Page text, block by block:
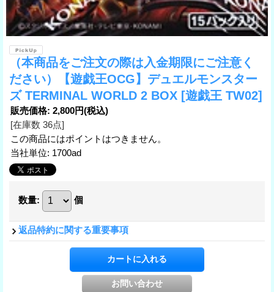
（本商品をご注文の際は入金期限にご注意く
ださい）【遊戯王OCG】デュエルモンスター
ズ TERMINAL WORLD 2 BOX [遊戯王 TW02]
販売価格: 2,800円(税込)
[在庫数 36点]
この商品にはポイントはつきません。
当社単位: 1700ad
数量: 個
返品特約に関する重要事項